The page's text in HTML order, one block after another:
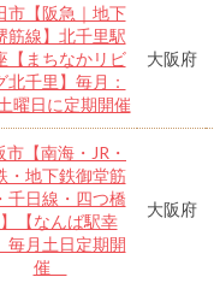
市【阪急｜地下
筋線】北千里駅
【まちなかリビ
北千里】毎月：
曜日に定期開催
大阪府
市【南海・JR・
・地下鉄御堂筋
千日線・四つ橋
【なんば駅幸
毎月土日定期開
催
大阪府